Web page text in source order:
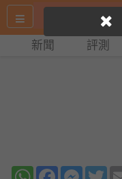
新聞 評測
WhatsAppFacebook